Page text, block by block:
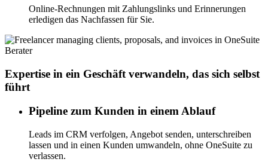
Online-Rechnungen mit Zahlungslinks und Erinnerungen
erledigen das Nachfassen für Sie.
Berater
Expertise in ein Geschäft verwandeln, das sich selbst
führt
Pipeline zum Kunden in einem Ablauf
Leads im CRM verfolgen, Angebot senden, unterschreiben
lassen und in einen Kunden umwandeln, ohne OneSuite zu
verlassen.